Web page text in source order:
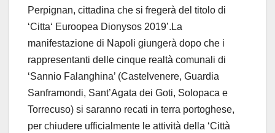
Perpignan, cittadina che si fregerà del titolo di
‘Citta‘ Euroopea Dionysos 2019’.La
manifestazione di Napoli giungerà dopo che i
rappresentanti delle cinque realtà comunali di
‘Sannio Falanghina’ (Castelvenere, Guardia
Sanframondi, Sant’Agata dei Goti, Solopaca e
Torrecuso) si saranno recati in terra portoghese,
per chiudere ufficialmente le attività della ‘Città